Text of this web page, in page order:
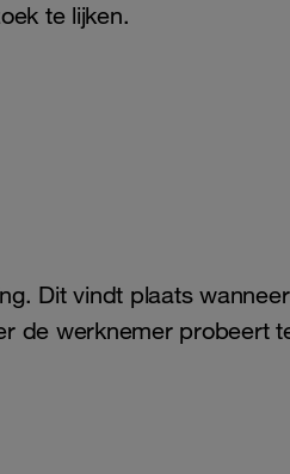
te lijken.
Dit vindt plaats
de werknemer probeert